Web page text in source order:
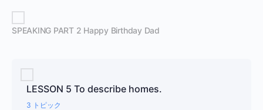
SPEAKING PART 2 Happy Birthday Dad
LESSON 5 To describe homes.
3 トピック